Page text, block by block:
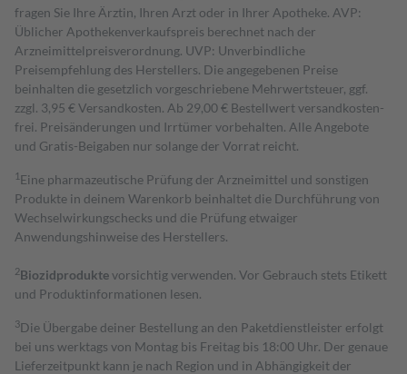
fragen Sie Ihre Ärztin, Ihren Arzt oder in Ihrer Apotheke. AVP:
Üblicher Apothekenverkaufspreis berechnet nach der
Arzneimittelpreisverordnung. UVP: Unverbindliche
Preisempfehlung des Herstellers. Die angegebenen Preise
beinhalten die gesetzlich vorgeschriebene Mehrwertsteuer, ggf.
zzgl. 3,95 € Versandkosten. Ab 29,00 € Bestell­wert versand­kosten­
frei. Preisänderungen und Irrtümer vorbehalten. Alle Angebote
und Gratis-Beigaben nur solange der Vorrat reicht.
1 Eine pharmazeutische Prüfung der Arzneimittel und sonstigen
Produkte in deinem Warenkorb beinhaltet die Durchführung von
Wechselwirkungschecks und die Prüfung etwaiger
Anwendungshinweise des Herstellers.
2Biozidproduktevorsichtig verwenden. Vor Gebrauch stets Etikett
und Produktinformationen lesen.
3Die Übergabe deiner Bestellung an den Paketdienstleister erfolgt
bei uns werktags von Montag bis Freitag bis 18:00 Uhr. Der genaue
Lieferzeitpunkt kann je nach Region und in Abhängigkeit der